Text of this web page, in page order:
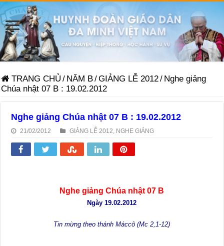
TRANG CHỦ / NĂM B/GIẢNG LỄ 2012/ Nghe giảng
Chúa nhật 07 B : 19.02.2012
Nghe giảng Chúa nhật 07 B : 19.02.2012
21/02/2012 GIẢNG LỄ 2012 NGHE GIẢNG
Nghe giảng Chúa nhật 07 B
Ngày 19.02.2012
Tin mừng theo thánh Máccô (Mc 2,1-12)